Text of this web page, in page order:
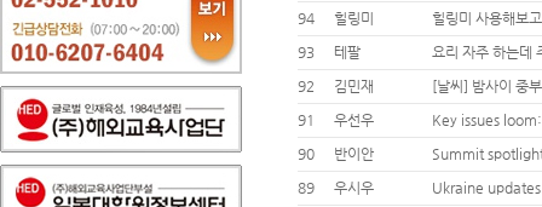
94
힐링미
힐링미 사용해보
93
테팔
요리 자주 하는데
92
김민재
[날씨] 밤사이 중
91
우선우
Key issues
90
반이안
Summit
89
우시우
Ukraine